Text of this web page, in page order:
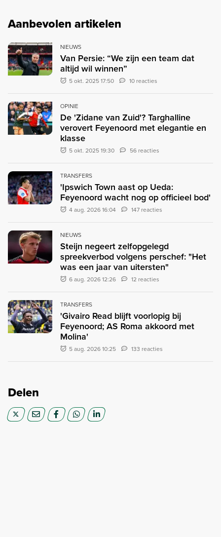
Aanbevolen artikelen
NIEUWS
Van Persie: “We zijn een team dat
altijd wil winnen”
5 okt. 2025 17:50 10 reacties
OPINIE
De 'Zidane van Zuid'? Targhalline
verovert Feyenoord met elegantie en
klasse
5 okt. 2025 19:30 56 reacties
TRANSFERS
'Ipswich Town aast op Ueda:
Feyenoord wacht nog op officieel bod'
4 aug. 2026 16:04 147 reacties
NIEUWS
Steijn negeert zelfopgelegd
spreekverbod volgens perschef: "Het
was een jaar van uitersten"
6 aug. 2026 12:26 12 reacties
TRANSFERS
'Givairo Read blijft voorlopig bij
Feyenoord; AS Roma akkoord met
Molina'
5 aug. 2026 10:25 133 reacties
Delen